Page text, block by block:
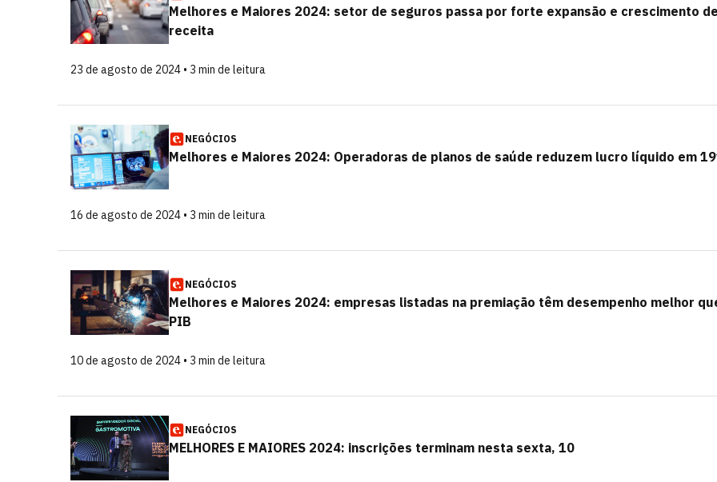
Melhores e Maiores 2024: setor de seguros passa por forte expansão e crescimento
receita
23 de agosto de 2024 • 3 min de leitura
NEGÓCIOS
Melhores e Maiores 2024: Operadoras de planos de saúde reduzem lucro líquido em
16 de agosto de 2024 • 3 min de leitura
NEGÓCIOS
Melhores e Maiores 2024: empresas listadas na premiação têm desempenho melhor
PIB
10 de agosto de 2024 • 3 min de leitura
NEGÓCIOS
MELHORES E MAIORES 2024: inscrições terminam nesta sexta, 10